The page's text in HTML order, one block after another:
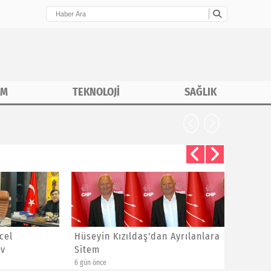
TEKNOLOJİ SAĞLIK
Hüseyin Kızıldaş'dan Ayrılanlara
Sitem
6 gün önce